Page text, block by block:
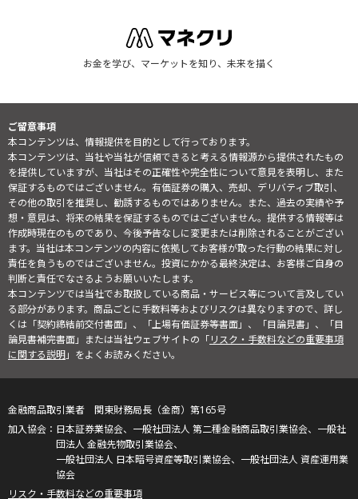
お金を学び、マーケットを知り、未来を描く
ご留意事項
本コンテンツは、情報提供を目的として行っております。
本コンテンツは、当社や当社が信頼できると考える情報源から提供されたもの
を提供していますが、当社はその正確性や完全性について意見を表明し、また
保証するものではございません。有価証券の購入、売却、デリバティブ取引、
その他の取引を推奨し、勧誘するものではありません。また、過去の実績や予
想・意見は、将来の結果を保証するものではございません。提供する情報等は
作成時現在のものであり、今後予告なしに変更または削除されることがござい
ます。当社は本コンテンツの内容に依拠してお客様が取った行動の結果に対し
責任を負うものではございません。投資にかかる最終決定は、お客様ご自身の
判断と責任でなさるようお願いいたします。
本コンテンツでは当社でお取扱している商品・サービス等について言及してい
る部分があります。商品ごとに手数料等およびリスクは異なりますので、詳し
くは「契約締結前交付書面」、「上場有価証券等書面」、「目論見書」、「目
論見書補完書面」または当社ウェブサイトの「リスク・手数料などの重要事項
に関する説明」をよくお読みください。
金融商品取引業者 関東財務局長（金商）第165号
日本証券業協会、一般社団法人 第二種金融商品取引業協会、一般社
団法人 金融先物取引業協会、
一般社団法人 日本暗号資産等取引業協会、一般社団法人 資産運用業
協会
リスク・手数料などの重要事項